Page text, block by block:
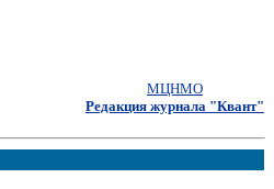
МЦНМО
Редакция журнала "Квант"